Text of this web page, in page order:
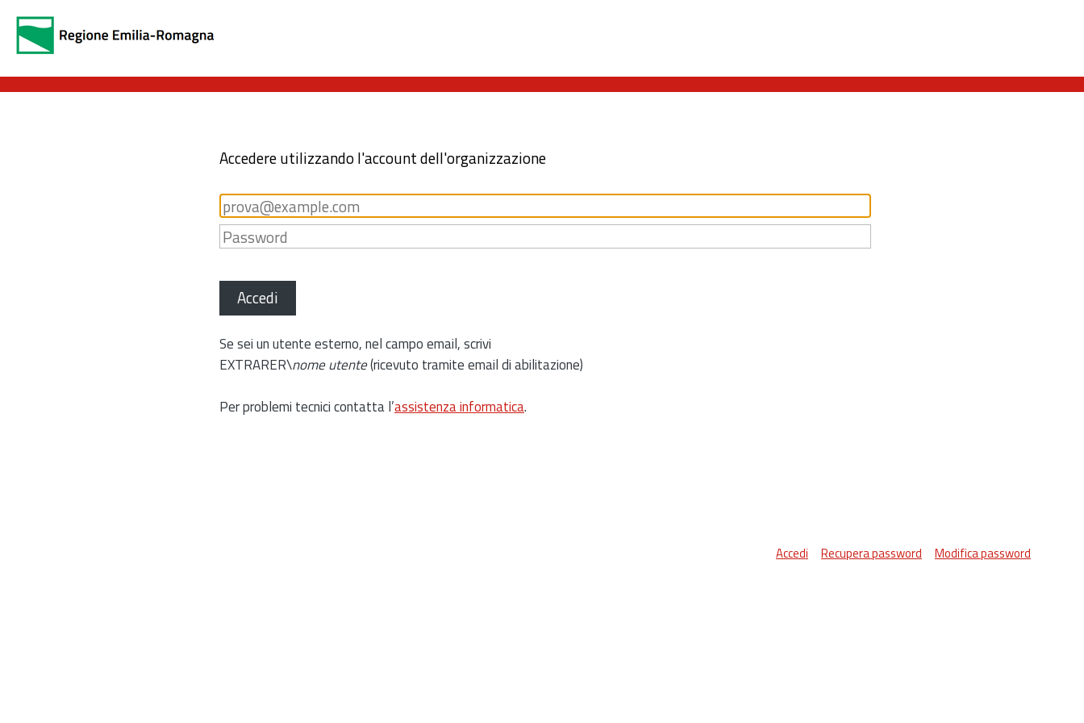
Accedere utilizzando l'account dell'organizzazione
Accedi
Se sei un utente esterno, nel campo email, scrivi
EXTRARER\nome utente(ricevuto tramite email di abilitazione)
Per problemi tecnici contatta l’assistenza informatica.
Accedi Recupera password Modifica password